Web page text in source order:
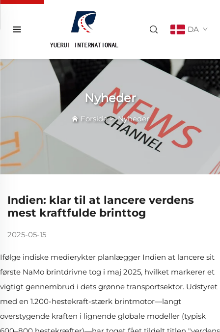
DA
Nyheder
Forside>Nyheder
Indien: klar til at lancere verdens
mest kraftfulde brinttog
2025-05-15
Ifølge indiske medierykter planlægger Indien at lancere sit
første NaMo brintdrivne tog i maj 2025, hvilket markerer et
vigtigt gennembrud i dets grønne transportsektor. Udstyret
med en 1.200-hestekraft-stærk brintmotor—langt
overstygende kraften i lignende globale modeller (typisk